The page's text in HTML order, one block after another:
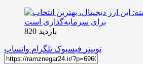
بازدید 820
توییتر فیسبوک تلگرام واتساپ